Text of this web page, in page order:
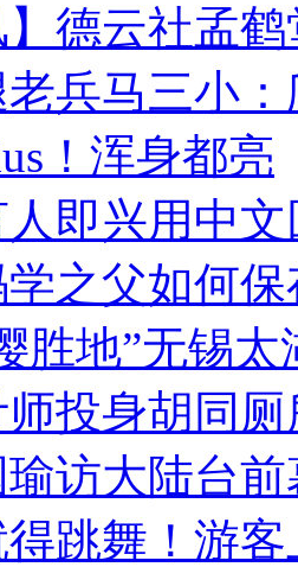
】德云社孟
兵马三小
！浑身都亮
即兴用中
学之父如何
胜地”无锡
投身胡同
访大陆台
跳舞！游客